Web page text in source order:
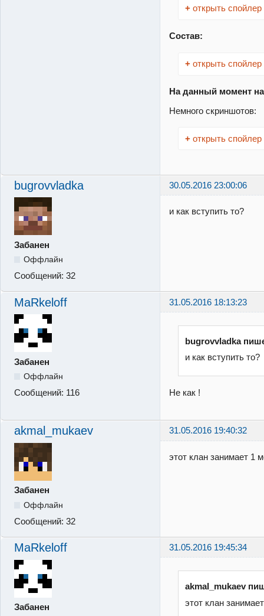
+ открыть спойлер
Состав:
+ открыть спойлер
На данный момент
Немного скриншотов:
+ открыть спойлер
bugrovvladka 30.05.2016 23:00:06
Забанен
Оффлайн
Сообщений: 32
и как вступить то?
MaRkeloff 31.05.2016 18:13:23
Забанен
Оффлайн
Сообщений: 116
bugrovvladka
и как вступить то?
Не как !
akmal_mukaev 31.05.2016 19:40:32
Забанен
Оффлайн
Сообщений: 32
этот клан занимает 1
MaRkeloff 31.05.2016 19:45:34
Забанен
akmal_mukaev
этот клан